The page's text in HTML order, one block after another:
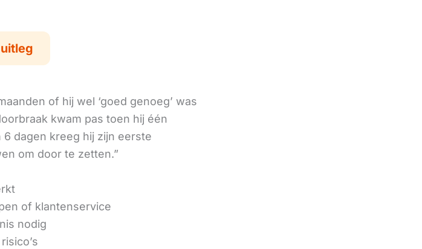
of hij wel ‘goed genoeg’ was
kwam pas toen hij één
dagen kreeg hij zijn eerste
om door te zetten.”
of klantenservice
nodig